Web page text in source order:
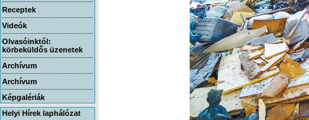
Receptek
Videók
Olvasóinktól:
körbeküldős üzenetek
Archívum
Archívum
Képgalériák
Helyi Hírek laphálózat